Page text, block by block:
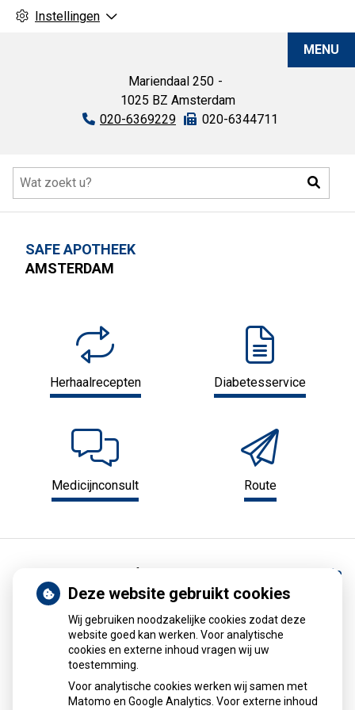
Instellingen
Mariendaal 250
1025 BZ Amsterdam
Tel:
020-6369229 Fax:
020-6344711
MENU
SAFE APOTHEEK
AMSTERDAM
Herhaalrecepten Diabetesservice
Medicijnconsult Route
Medische encyclopedie
Medische encyclopedie
Alles over medicijnen
Betrouwbare informatie van de apotheker
Deze website gebruikt cookies
Wij gebruiken noodzakelijke cookies zodat deze
website goed kan werken. Voor analytische
cookies en externe inhoud vragen wij uw
toestemming.
Voor analytische cookies werken wij samen met
Matomo en Google Analytics. Voor externe inhoud